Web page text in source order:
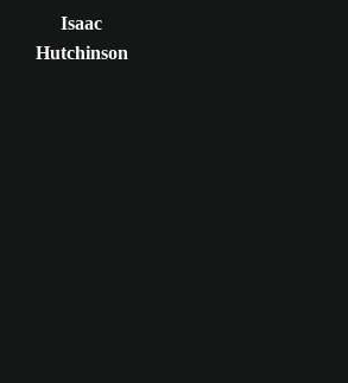
Isaac
Hutchinson